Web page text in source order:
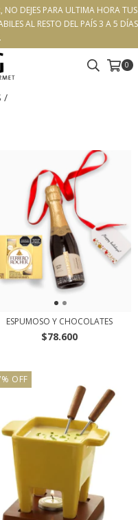
NO DEJES PARA ULTIMA HORA TUS
AL RESTO DEL PAÍS 3 A 5 DÍAS
0
/
ESPUMOSO Y CHOCOLATES
$78.600
% OFF